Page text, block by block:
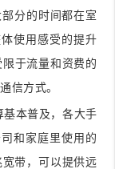
分的时间都在室
使用感受的提升
于流量和资费的
信方式。
本普及，各大手
和家庭里使用的
带，可以提供远